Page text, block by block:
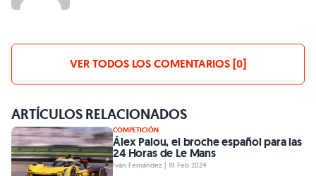
VER TODOS LOS COMENTARIOS [0]
ARTÍCULOS RELACIONADOS
COMPETICIÓN
Álex Palou, el broche español para las
24 Horas de Le Mans
Iván Fernández | 19 Feb 2024